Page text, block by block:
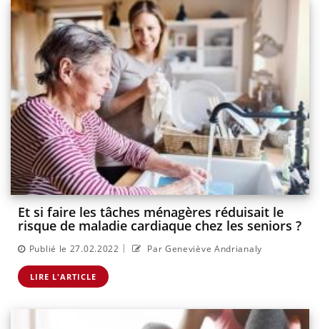
Et si faire les tâches ménagères réduisait le
risque de maladie cardiaque chez les seniors ?
Publié le 27.02.2022 | Par Geneviève Andrianaly
LIRE L'ARTICLE